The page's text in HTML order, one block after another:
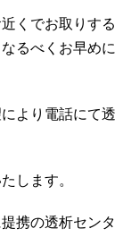
くでお取りする
るべくお早めに
より電話にて透
します。
携の透析センタ